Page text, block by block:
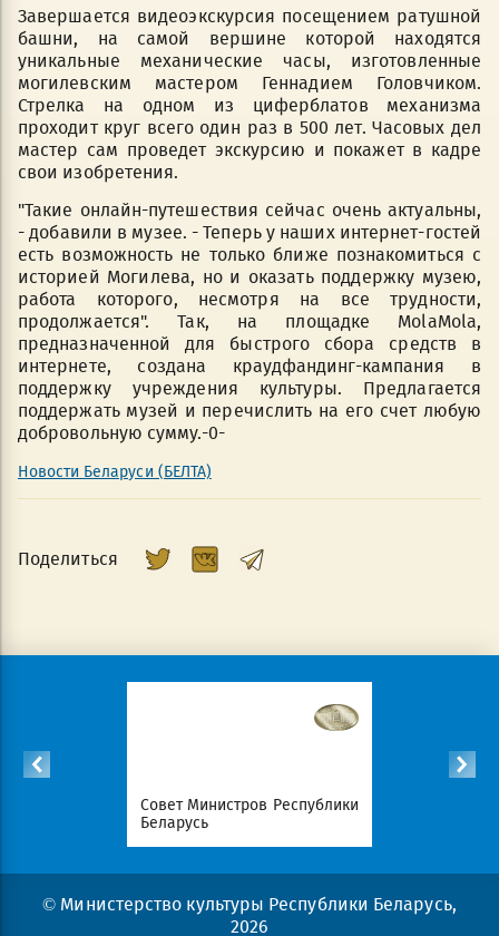
Завершается видеоэкскурсия посещением ратушной
башни, на самой вершине которой находятся
уникальные механические часы, изготовленные
могилевским мастером Геннадием Головчиком.
Стрелка на одном из циферблатов механизма
проходит круг всего один раз в 500 лет. Часовых дел
мастер сам проведет экскурсию и покажет в кадре
свои изобретения.
"Такие онлайн-путешествия сейчас очень актуальны,
- добавили в музее. - Теперь у наших интернет-гостей
есть возможность не только ближе познакомиться с
историей Могилева, но и оказать поддержку музею,
работа которого, несмотря на все трудности,
продолжается". Так, на площадке MolaMola,
предназначенной для быстрого сбора средств в
интернете, создана краудфандинг-кампания в
поддержку учреждения культуры. Предлагается
поддержать музей и перечислить на его счет любую
добровольную сумму.-0-
Новости Беларуси (БЕЛТА)
Поделиться
Совет Министров Республики
Беларусь
© Министерство культуры Республики Беларусь,
2026